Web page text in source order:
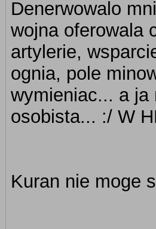
Denerwowalo
wojna oferowala
artylerie,
ognia, pole
wymieniac... a ja
osobista... :/ W
Kuran nie moge